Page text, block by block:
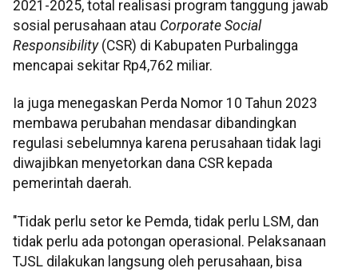
2021-2025, total realisasi program tanggung jawab
sosial perusahaan atau Corporate Social
Responsibility (CSR) di Kabupaten Purbalingga
mencapai sekitar Rp4,762 miliar.
Ia juga menegaskan Perda Nomor 10 Tahun 2023
membawa perubahan mendasar dibandingkan
regulasi sebelumnya karena perusahaan tidak lagi
diwajibkan menyetorkan dana CSR kepada
pemerintah daerah.
"Tidak perlu setor ke Pemda, tidak perlu LSM, dan
tidak perlu ada potongan operasional. Pelaksanaan
TJSL dilakukan langsung oleh perusahaan, bisa